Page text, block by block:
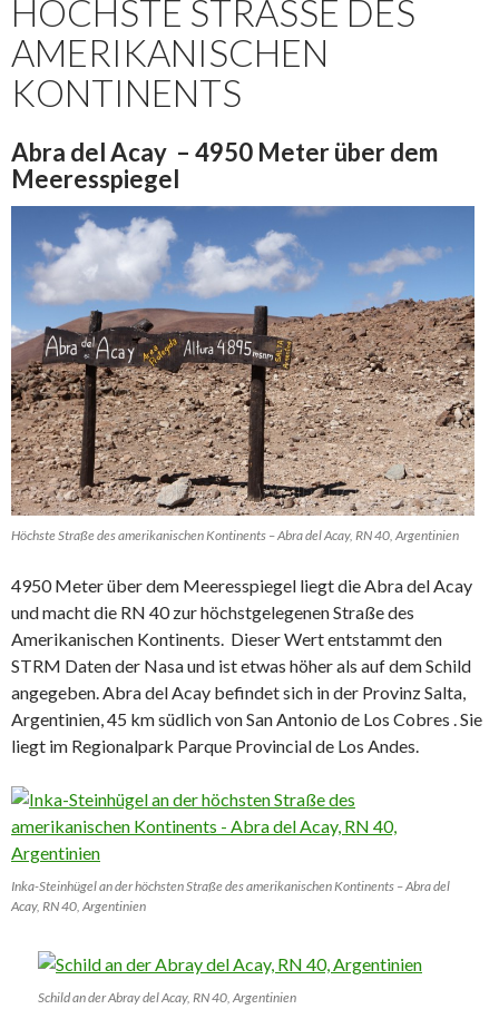
HÖCHSTE STRASSE DES A
MERIKANISCHEN K
ONTINENTS
Abra del Acay – 4950 Meter über dem
Meeresspiegel
Höchste Straße des amerikanischen Kontinents – Abra del Acay, RN 40, Argentinien
4950 Meter über dem Meeresspiegel liegt die Abra del Acay
und macht die RN 40 zur höchstgelegenen Straße des
Amerikanischen Kontinents. Dieser Wert entstammt den
STRM Daten der Nasa und ist etwas höher als auf dem Schild
angegeben. Abra del Acay befindet sich in der Provinz Salta,
Argentinien, 45 km südlich von San Antonio de Los Cobres . Sie
liegt im Regionalpark Parque Provincial de Los Andes.
Inka-Steinhügel an der höchsten Straße des amerikanischen Kontinents – Abra del
Acay, RN 40, Argentinien
Schild an der Abray del Acay, RN 40, Argentinien